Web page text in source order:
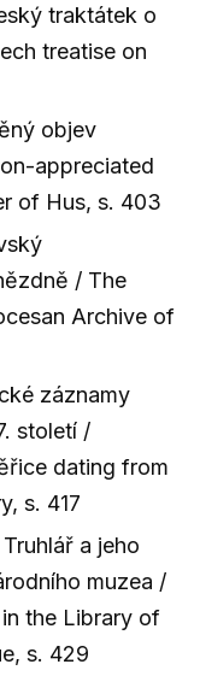
traktátek o
treatise on
objev
appreciated
of Hus, s. 403
/ The
Archive of
záznamy
století /
dating from
s. 417
a jeho
muzea /
the Library of
s. 429